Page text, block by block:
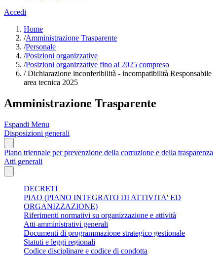
Accedi
Home
/Amministrazione Trasparente
/Personale
/Posizioni organizzative
/Posizioni organizzative fino al 2025 compreso
/Dichiarazione inconferibilità - incompatibilità Responsabile
area tecnica 2025
Amministrazione Trasparente
Espandi Menu
Disposizioni generali
Piano triennale per prevenzione della corruzione e della trasparenza
Atti generali
DECRETI
PIAO (PIANO INTEGRATO DI ATTIVITA' ED
ORGANIZZAZIONE)
Riferimenti normativi su organizzazione e attività
Atti amministrativi generali
Documenti di programmazione strategico gestionale
Statuti e leggi regionali
Codice disciplinare e codice di condotta